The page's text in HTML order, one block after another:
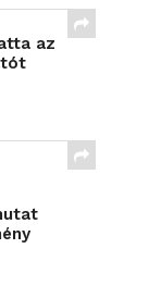
az